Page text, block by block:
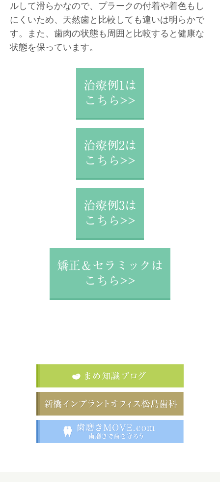
ルして滑らかなので、プラークの付着や着色もし
にくいため、天然歯と比較しても違いは明らかで
す。また、歯肉の状態も周囲と比較すると健康な
状態を保っています。
治療例1は
こちら>>
治療例2は
こちら>>
治療例3は
こちら>>
矯正＆セラミックは
こちら>>